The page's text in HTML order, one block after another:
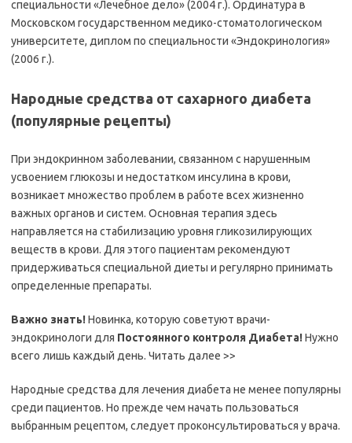
специальности «Лечебное дело» (2004 г.). Ординатура в
Московском государственном медико-стоматологическом
университете, диплом по специальности «Эндокринология»
(2006 г.).
Народные средства от сахарного диабета
(популярные рецепты)
При эндокринном заболевании, связанном с нарушенным
усвоением глюкозы и недостатком инсулина в крови,
возникает множество проблем в работе всех жизненно
важных органов и систем. Основная терапия здесь
направляется на стабилизацию уровня гликозилирующих
веществ в крови. Для этого пациентам рекомендуют
придерживаться специальной диеты и регулярно принимать
определенные препараты.
Важно знать!Новинка, которую советуют врачи-
эндокринологи для Постоянного контроля Диабета!Нужно
всего лишь каждый день. Читать далее >>
Народные средства для лечения диабета не менее популярны
среди пациентов. Но прежде чем начать пользоваться
выбранным рецептом, следует проконсультироваться у врача.